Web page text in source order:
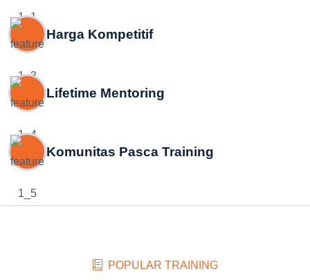
Harga Kompetitif
Lifetime Mentoring
Komunitas Pasca Training
POPULAR TRAINING